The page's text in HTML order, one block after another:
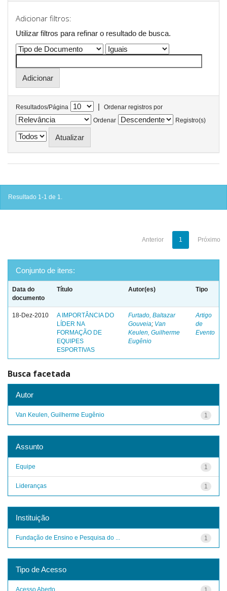
Adicionar filtros:
Utilizar filtros para refinar o resultado de busca.
Resultados/Página |
Ordenar registros por
Ordenar
Registro(s)
Resultado 1-1 de 1.
Anterior 1 Próximo
Conjunto de itens:
Data do
documento
Título Autor(es) Tipo
18-Dez-2010
A IMPORTÂNCIA DO
LÍDER NA
FORMAÇÃO DE
EQUIPES
ESPORTIVAS
Furtado, Baltazar
Gouveia; Van
Keulen, Guilherme
Eugênio
Artigo
de
Evento
Busca facetada
Autor
1
Van Keulen, Guilherme Eugênio
Assunto
1
Equipe
1
Lideranças
Instituição
1
Fundação de Ensino e Pesquisa do ...
Tipo de Acesso
Acesso Aberto